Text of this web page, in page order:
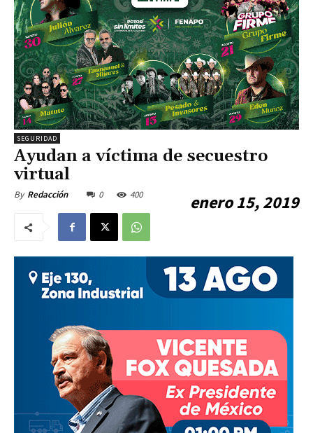
SEGURIDAD
Ayudan a víctima de secuestro
virtual
By Redacción enero 15, 2019
0 400